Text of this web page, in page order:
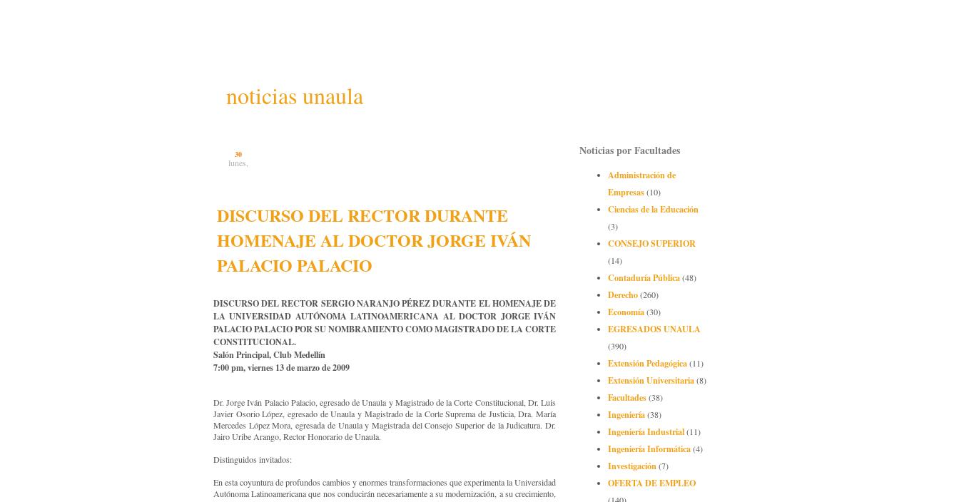
noticias unaula
30
lunes,
DISCURSO DEL RECTOR DURANTE
HOMENAJE AL DOCTOR JORGE IVÁN
PALACIO PALACIO
DISCURSO DEL RECTOR SERGIO NARANJO PÉREZ DURANTE EL HOMENAJE DE
LA UNIVERSIDAD AUTÓNOMA LATINOAMERICANA AL DOCTOR JORGE IVÁN
PALACIO PALACIO POR SU NOMBRAMIENTO COMO MAGISTRADO DE LA CORTE
CONSTITUCIONAL.
Salón Principal, Club Medellín
7:00 pm, viernes 13 de marzo de 2009
Dr. Jorge Iván Palacio Palacio, egresado de Unaula y Magistrado de la Corte Constitucional, Dr. Luis
Javier Osorio López, egresado de Unaula y Magistrado de la Corte Suprema de Justicia, Dra. María
Mercedes López Mora, egresada de Unaula y Magistrada del Consejo Superior de la Judicatura. Dr.
Jairo Uribe Arango, Rector Honorario de Unaula.
Distinguidos invitados:
En esta coyuntura de profundos cambios y enormes transformaciones que experimenta la Universidad
Autónoma Latinoamericana que nos conducirán necesariamente a su modernización, a su crecimiento,
Noticias por Facultades
Administración de
Empresas(10)
Ciencias de la Educación
(3)
CONSEJO SUPERIOR
(14)
Contaduría Pública(48)
Derecho(260)
Economía(30)
EGRESADOS UNAULA
(390)
Extensión Pedagógica(11)
Extensión Universitaria(8)
Facultades(38)
Ingeniería(38)
Ingeniería Industrial(11)
Ingeniería Informática(4)
Investigación(7)
OFERTA DE EMPLEO